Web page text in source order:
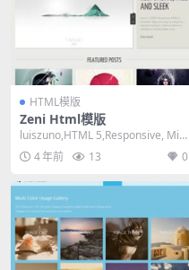
HTML模版
Zeni Html模版
luiszuno,HTML 5,Responsive, Mix
ed Column...
4 年前 13 0